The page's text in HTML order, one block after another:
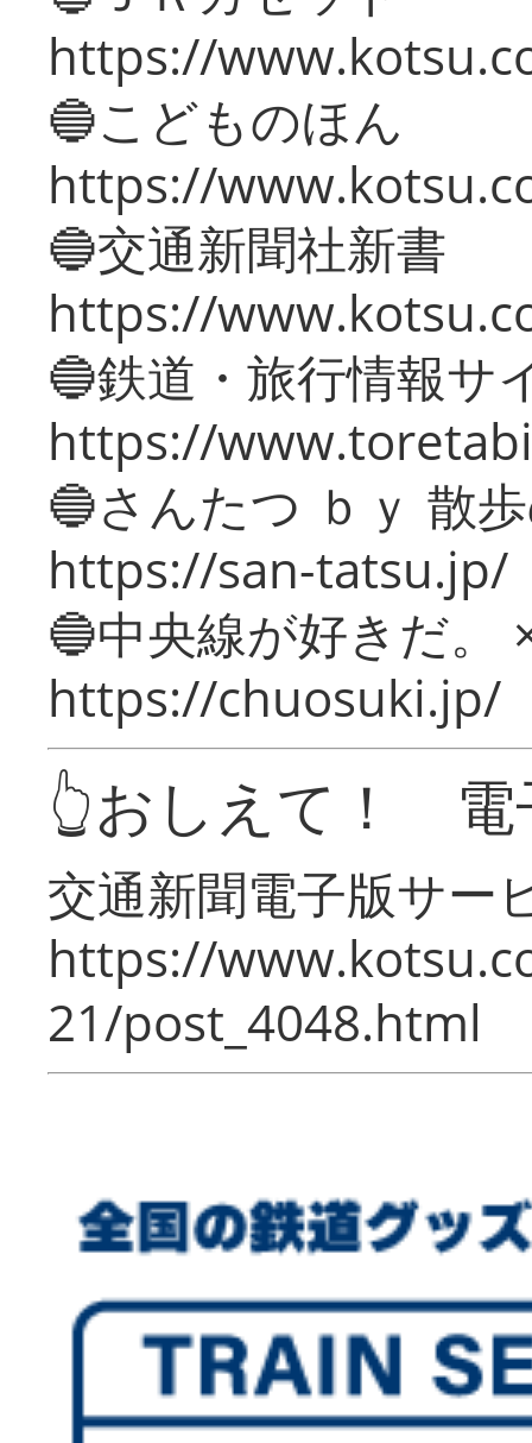
https://
🔵こどものほん
https://
🔵交通新聞社新書
https://
🔵鉄道・旅行情報サ
https://
🔵さんたつ ｂｙ 散
https://san-tatsu.jp/
🔵中央線が好きだ。
https://chuosuki.jp/
👆おしえて！ 電
交通新聞電子版サー
https://
21/post_4048.html